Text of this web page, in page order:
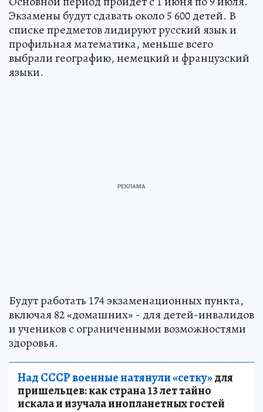
Экзамены будут сдавать около 5 600 детей. В
списке предметов лидируют русский язык и
профильная математика, меньше всего
выбрали географию, немецкий и французский
языки.
Будут работать 174 экзаменационных пункта,
включая 82 «домашних» - для детей-инвалидов
и учеников с ограниченными возможностями
здоровья.
Над СССР военные натянули «сетку»для
пришельцев: как страна 13 лет тайно
искала и изучала инопланетных гостей